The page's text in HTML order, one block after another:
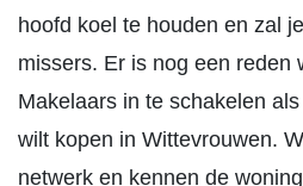
hoofd koel te houden en zal
missers. Er is nog een reden
Makelaars in te schakelen
wilt kopen in Wittevrouwen.
netwerk en kennen de